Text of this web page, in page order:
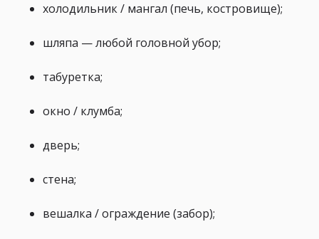
холодильник / мангал (печь, костровище);
шляпа — любой головной убор;
табуретка;
окно / клумба;
дверь;
стена;
вешалка / ограждение (забор);